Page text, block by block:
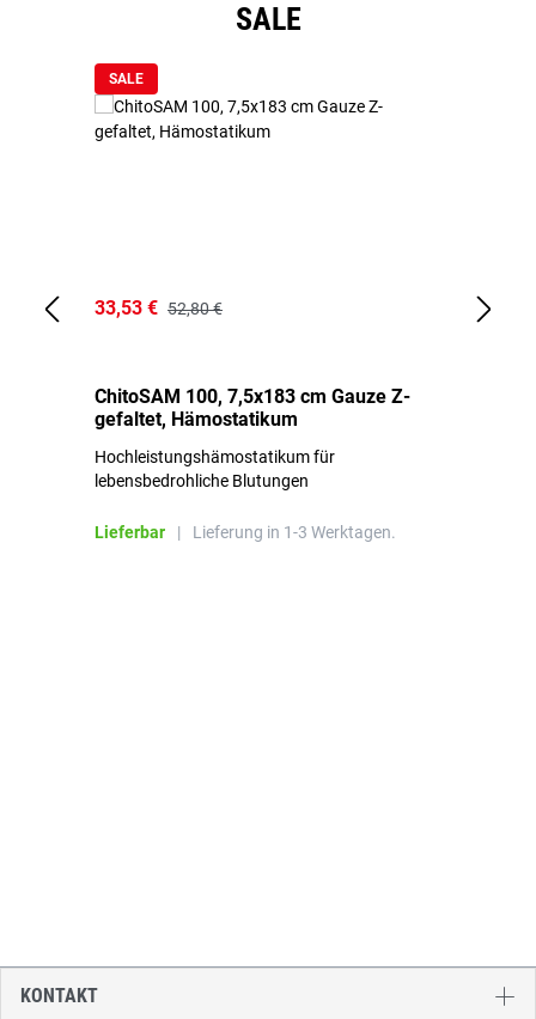
SALE
SALE
33,53 € 52,80 €
ChitoSAM 100, 7,5x183 cm Gauze Z-
gefaltet, Hämostatikum
Hochleistungshämostatikum für
lebensbedrohliche Blutungen
Lieferbar | Lieferung in 1-3 Werktagen.
KONTAKT